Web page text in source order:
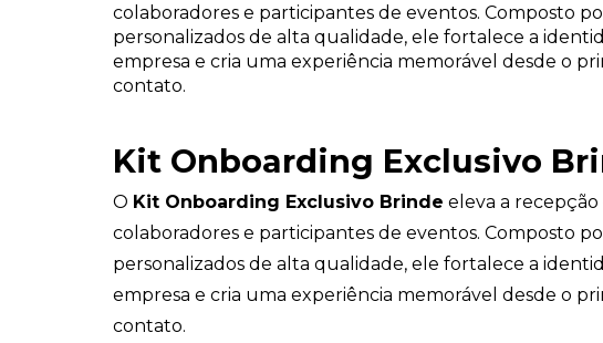
colaboradores e participantes de eventos. Composto
personalizados de alta qualidade, ele fortalece a
empresa e cria uma experiência memorável desde o
contato.
Kit Onboarding Exclusivo
O Kit Onboarding Exclusivo Brinde eleva a recepção
colaboradores e participantes de eventos. Composto
personalizados de alta qualidade, ele fortalece a
empresa e cria uma experiência memorável desde o
contato.